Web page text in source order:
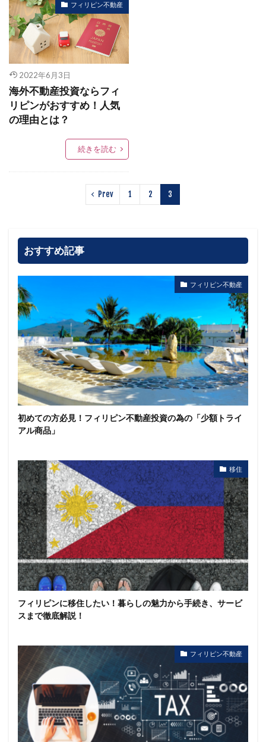
フィリピン不動産
2022年6月3日
海外不動産投資ならフィ
リピンがおすすめ！人気
の理由とは？
続きを読む
Prev 1 2 3
おすすめ記事
フィリピン不動産
初めての方必見！フィリピン不動産投資の為の「少額トライ
アル商品」
移住
フィリピンに移住したい！暮らしの魅力から手続き、サービ
スまで徹底解説！
フィリピン不動産